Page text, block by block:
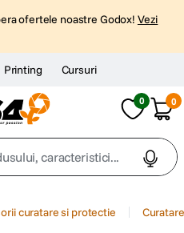
ofertele noastre Godox! Vezi
Printing Cursuri
0 0
caracteristici...
curatare si protectie